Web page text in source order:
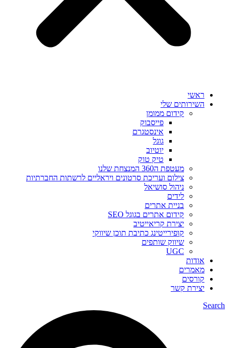
ראשי
השירותים שלי
קידום ממומן
פייסבוק
אינסטגרם
גוגל
יוטיוב
טיק טוק
מעטפת ה360 המנצחת שלנו
צילום ועריכת סרטונים ויראליים לרשתות החברתיות
ניהול סושיאל
לידים
בניית אתרים
קידום אתרים בגוגל SEO
יצירת קריאייטיב
קופירייטינג כתיבת תוכן שיווקי
שיווק שותפים
UGC
אודות
מאמרים
קורסים
יצירת קשר
Search